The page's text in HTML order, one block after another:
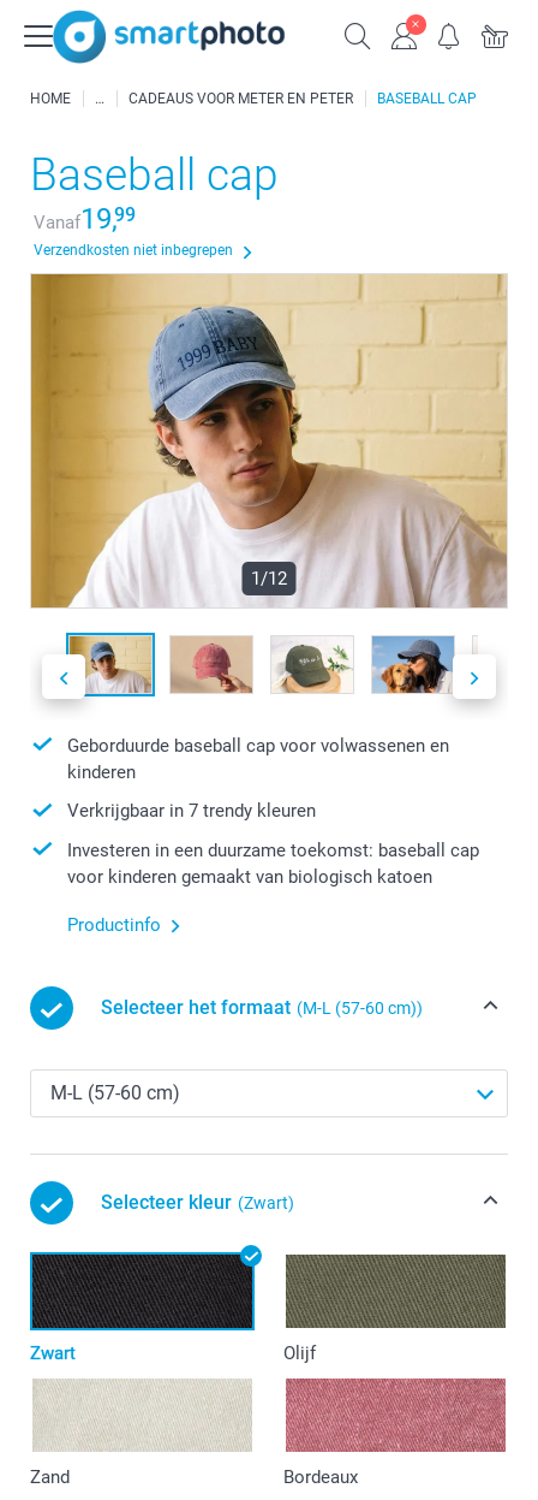
HOME CADEAUS VOOR METER EN PETER BASEBALL CAP
Baseball cap
Vanaf19,99
Verzendkosten niet inbegrepen
1/12
Geborduurde baseball cap voor volwassenen en
kinderen
Verkrijgbaar in 7 trendy kleuren
Investeren in een duurzame toekomst: baseball cap
voor kinderen gemaakt van biologisch katoen
Productinfo
Selecteer het formaat (M-L (57-60 cm))
Selecteer kleur (Zwart)
Zwart Olijf
Zand Bordeaux